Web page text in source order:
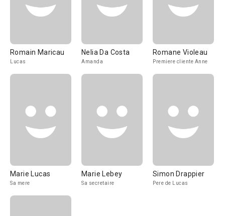
Romain Maricau
Lucas
Nelia Da Costa
Amanda
Romane Violeau
Premiere cliente Anne
Marie Lucas
Sa mere
Marie Lebey
Sa secretaire
Simon Drappier
Pere de Lucas